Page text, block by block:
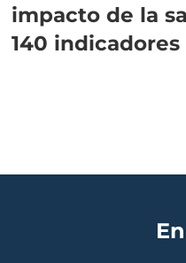
impacto de la
140 indicadores